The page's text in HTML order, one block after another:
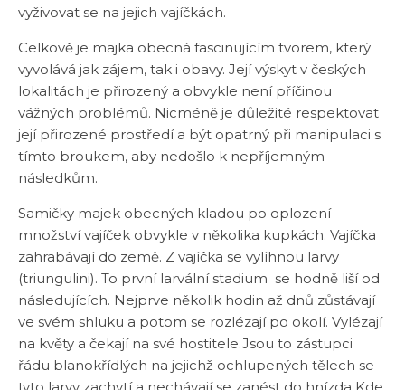
vyživovat se na jejich vajíčkách.
Celkově je majka obecná fascinujícím tvorem, který
vyvolává jak zájem, tak i obavy. Její výskyt v českých
lokalitách je přirozený a obvykle není příčinou
vážných problémů. Nicméně je důležité respektovat
její přirozené prostředí a být opatrný při manipulaci s
tímto broukem, aby nedošlo k nepříjemným
následkům.
Samičky majek obecných kladou po oplození
množství vajíček obvykle v několika kupkách. Vajíčka
zahrabávají do země. Z vajíčka se vylíhnou larvy
(triungulini). To první larvální stadium se hodně liší od
následujících. Nejprve několik hodin až dnů zůstávají
ve svém shluku a potom se rozlézají po okolí. Vylézají
na květy a čekají na své hostitele.Jsou to zástupci
řádu blanokřídlých na jejichž ochlupených tělech se